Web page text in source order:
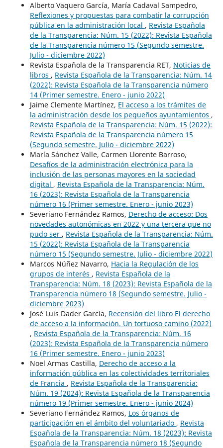
Alberto Vaquero García, María Cadaval Sampedro,
Reflexiones y propuestas para combatir la corrupción
pública en la administración local , Revista Española
de la Transparencia: Núm. 15 (2022): Revista Española
de la Transparencia número 15 (Segundo semestre.
Julio - diciembre 2022)
Revista Española de la Transparencia RET, Noticias de
libros , Revista Española de la Transparencia: Núm. 14
(2022): Revista Española de la Transparencia número
14 (Primer semestre. Enero - junio 2022)
Jaime Clemente Martínez, El acceso a los trámites de
la administración desde los pequeños ayuntamientos ,
Revista Española de la Transparencia: Núm. 15 (2022):
Revista Española de la Transparencia número 15
(Segundo semestre. Julio - diciembre 2022)
María Sánchez Valle, Carmen Llorente Barroso,
Desafíos de la administración electrónica para la
inclusión de las personas mayores en la sociedad
digital , Revista Española de la Transparencia: Núm.
16 (2023): Revista Española de la Transparencia
número 16 (Primer semestre. Enero - junio 2023)
Severiano Fernández Ramos, Derecho de acceso: Dos
novedades autonómicas en 2022 y una tercera que no
pudo ser , Revista Española de la Transparencia: Núm.
15 (2022): Revista Española de la Transparencia
número 15 (Segundo semestre. Julio - diciembre 2022)
Marcos Núñez Navarro, Hacia la Regulación de los
grupos de interés , Revista Española de la
Transparencia: Núm. 18 (2023): Revista Española de la
Transparencia número 18 (Segundo semestre. Julio -
diciembre 2023)
José Luis Dader García, Recensión del libro El derecho
de acceso a la información. Un tortuoso camino (2022)
, Revista Española de la Transparencia: Núm. 16
(2023): Revista Española de la Transparencia número
16 (Primer semestre. Enero - junio 2023)
Noel Armas Castilla, Derecho de acceso a la
información pública en las colectividades territoriales
de Francia , Revista Española de la Transparencia:
Núm. 19 (2024): Revista Española de la Transparencia
número 19 (Primer semestre. Enero - junio 2024)
Severiano Fernández Ramos, Los órganos de
participación en el ámbito del voluntariado , Revista
Española de la Transparencia: Núm. 18 (2023): Revista
Española de la Transparencia número 18 (Segundo